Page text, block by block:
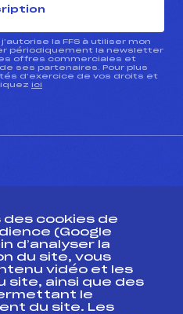
la FFS à utiliser mon
périodiquement la newsletter
offres commerciales et
ses partenaires. Pour plus
d’exercice de vos droits et
ici
des cookies de
(Google
d’analyser la
du site, vous
vidéo et les
site, ainsi que des
le
du site. Les